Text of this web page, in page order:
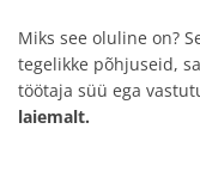
Miks see oluline on?
tegelikke põhjuseid,
töötaja süü ega
laiemalt.